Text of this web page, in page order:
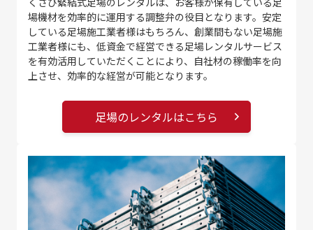
場機材を効率的に運用する調整弁の役目となります。安定
している足場施工業者様はもちろん、創業間もない足場施
工業者様にも、低資金で経営できる足場レンタルサービス
を有効活用していただくことにより、自社材の稼働率を向
上させ、効率的な経営が可能となります。
足場のレンタルはこちら